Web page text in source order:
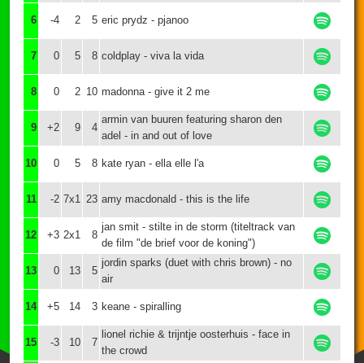
6 -4 2 5 eric prydz - pjanoo
7 0 5 8 coldplay - viva la vida
8 0 2 10 madonna - give it 2 me
9 +2 9 4
armin van buuren featuring sharon den
adel - in and out of love
10 0 5 8 kate ryan - ella elle l'a
11 -2 7x1 23 amy macdonald - this is the life
12 +3 2x1 8
jan smit - stilte in de storm (titeltrack van
de film "de brief voor de koning")
13 0 13 5
jordin sparks (duet with chris brown) - no
air
14 +5 14 3 keane - spiralling
15 -3 10 7
lionel richie & trijntje oosterhuis - face in
the crowd